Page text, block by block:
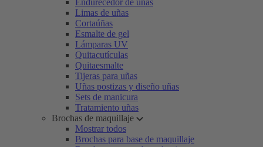
Endurecedor de uñas
Limas de uñas
Cortaúñas
Esmalte de gel
Lámparas UV
Quitacutículas
Quitaesmalte
Tijeras para uñas
Uñas postizas y diseño uñas
Sets de manicura
Tratamiento uñas
Brochas de maquillaje
Mostrar todos
Brochas para base de maquillaje